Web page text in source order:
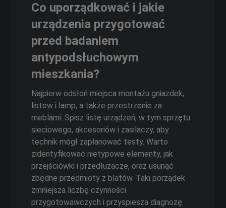
Co uporządkować i jakie
urządzenia przygotować
przed badaniem
antypodsłuchowym
mieszkania?
Najpierw odsłoń miejsca montażu gniazdek,
listew i lamp, a także przestrzenie za
meblami. Spisz listę urządzeń, w tym sprzętu
sieciowego, akcesoriów i zasilaczy, aby
technik mógł zaplanować testy. Warto
zidentyfikować nietypowe elementy, jak
przejściówki i przedłużacze, oraz usunąć
zbędne przedmioty z blatów. Taki porządek
zmniejsza liczbę czynności
przygotowawczych i przyspiesza diagnozę.